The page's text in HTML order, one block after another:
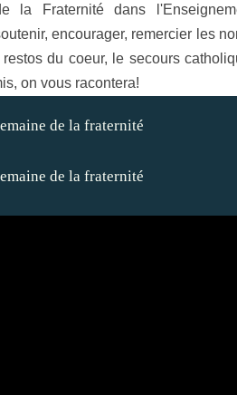
la Fraternité dans
encourager, remercier les
du coeur, le secours
on vous racontera!